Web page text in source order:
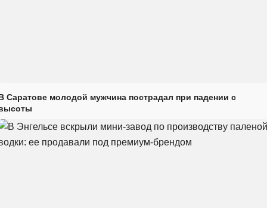
Саратове молодой мужчина пострадал при падении с